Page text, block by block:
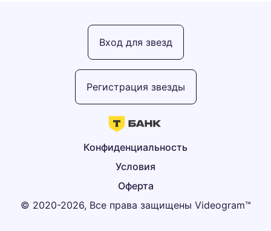
© 2020-2026, Все права защищены Videogram™
Оферта
Условия
Конфиденциальность
Регистрация звезды
Вход для звезд